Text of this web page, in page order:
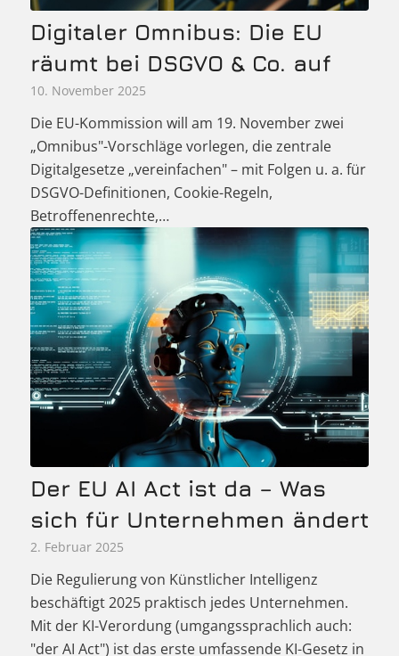
Digitaler Omnibus: Die EU
räumt bei DSGVO & Co. auf
10. November 2025
Die EU-Kommission will am 19. November zwei
„Omnibus"-Vorschläge vorlegen, die zentrale
Digitalgesetze „vereinfachen" – mit Folgen u. a. für
DSGVO-Definitionen, Cookie-Regeln,
Betroffenenrechte,…
Der EU AI Act ist da – Was
sich für Unternehmen ändert
2. Februar 2025
Die Regulierung von Künstlicher Intelligenz
beschäftigt 2025 praktisch jedes Unternehmen.
Mit der KI-Verordung (umgangssprachlich auch:
"der AI Act") ist das erste umfassende KI-Gesetz in